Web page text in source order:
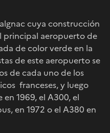
cuya construcción
principal aeropuerto de
de color verde en la
de este aeropuerto se
de cada uno de los
franceses, y luego
1969, el A300, el
en 1972 o el A380 en